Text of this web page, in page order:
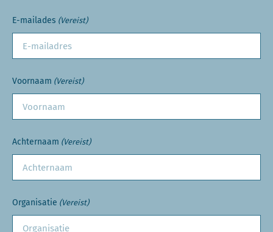
E-mailades (Vereist)
Voornaam (Vereist)
Achternaam (Vereist)
Organisatie (Vereist)